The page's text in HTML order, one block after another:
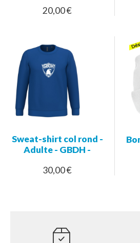
20,00 €
Sweat-shirt col rond -
Adulte - GBDH -
30,00 €